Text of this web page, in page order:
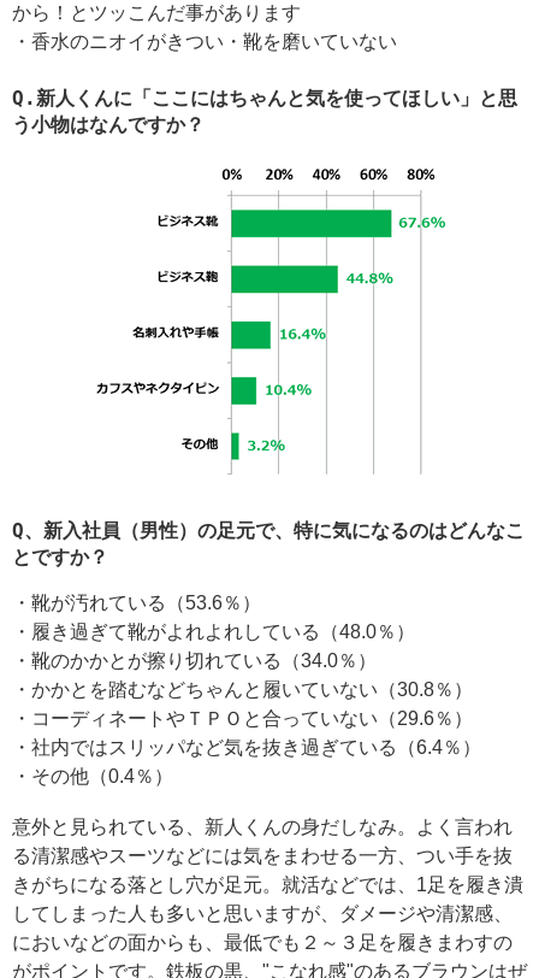
から！とツッこんだ事があります
・香水のニオイがきつい・靴を磨いていない
Q.新人くんに「ここにはちゃんと気を使ってほしい」と思
う小物はなんですか？
Q、新入社員（男性）の足元で、特に気になるのはどんなこ
とですか？
・靴が汚れている（53.6％）
・履き過ぎて靴がよれよれしている（48.0％）
・靴のかかとが擦り切れている（34.0％）
・かかとを踏むなどちゃんと履いていない（30.8％）
・コーディネートやＴＰＯと合っていない（29.6％）
・社内ではスリッパなど気を抜き過ぎている（6.4％）
・その他（0.4％）
意外と見られている、新人くんの身だしなみ。よく言われ
る清潔感やスーツなどには気をまわせる一方、つい手を抜
きがちになる落とし穴が足元。就活などでは、1足を履き潰
してしまった人も多いと思いますが、ダメージや清潔感、
においなどの面からも、最低でも２～３足を履きまわすの
がポイントです。鉄板の黒、"こなれ感"のあるブラウンはぜ